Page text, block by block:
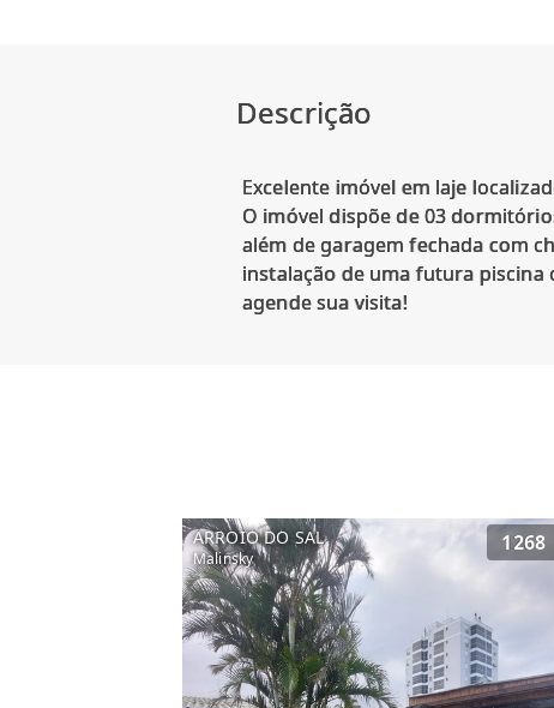
Descrição
Excelente imóvel em laje
O imóvel dispõe de 03
além de garagem fechada com
instalação de uma futura
agende sua visita!
ARROIO DO SAL
Malinsky
1268